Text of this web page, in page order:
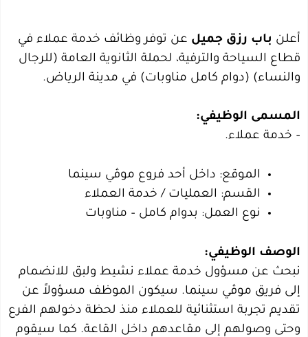
أعلن باب رزق جميل عن توفر وظائف خدمة عملاء في
قطاع السياحة والترفية، لحملة الثانوية العامة (للرجال
والنساء) (دوام كامل مناوبات) في مدينة الرياض.
المسمى الوظيفي:
– خدمة عملاء.
الموقع: داخل أحد فروع موڤي سينما
القسم: العمليات / خدمة العملاء
نوع العمل: بدوام كامل – مناوبات
الوصف الوظيفي:
نبحث عن مسؤول خدمة عملاء نشيط ولبق للانضمام
إلى فريق موڤي سينما. سيكون الموظف مسؤولاً عن
تقديم تجربة استثنائية للعملاء منذ لحظة دخولهم الفرع
وحتى وصولهم إلى مقاعدهم داخل القاعة. كما سيقوم